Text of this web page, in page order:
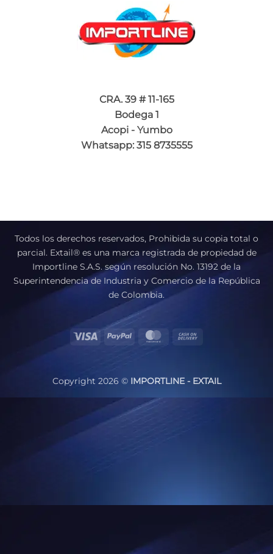
CRA. 39 # 11-165
Bodega 1
Acopi - Yumbo
Whatsapp: 315 8735555
Todos los derechos reservados, Prohibida su copia total o
parcial. Extail® es una marca registrada de propiedad de
Importline S.A.S. según resolución No. 13192 de la
Superintendencia de Industria y Comercio de la República
de Colombia.
Visa PayPal MasterCard
Copyright 2026 © IMPORTLINE - EXTAIL